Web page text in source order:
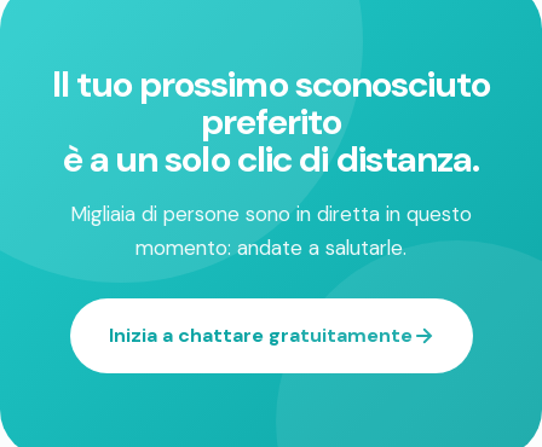
Il tuo prossimo sconosciuto
preferito
è a un solo clic di distanza.
Migliaia di persone sono in diretta in questo
momento: andate a salutarle.
Inizia a chattare gratuitamente